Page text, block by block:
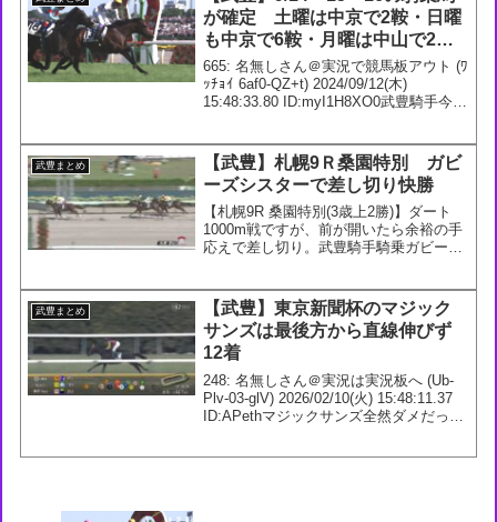
12...
が確定 土曜は中京で2鞍・日曜
も中京で6鞍・月曜は中山で2鞍
に騎乗
665: 名無しさん＠実況で競馬板アウト (ﾜ
ｯﾁｮｲ 6af0-QZ+t) 2024/09/12(木)
15:48:33.80 ID:myI1H8XO0武豊騎手今週
武豊まとめ
【武豊】札幌9Ｒ桑園特別 ガビ
ーズシスターで差し切り快勝
【札幌9R 桑園特別(3歳上2勝)】ダート
1000m戦ですが、前が開いたら余裕の手
応えで差し切り。武豊騎手騎乗ガビーズ
ロという血統。今年開業の森一誠厩舎は
特別戦初勝利...
武豊まとめ
【武豊】東京新聞杯のマジック
サンズは最後方から直線伸びず
12着
248: 名無しさん＠実況は実況板へ (Ub-
Plv-03-glV) 2026/02/10(火) 15:48:11.37
ID:APethマジックサンズ全然ダメだった